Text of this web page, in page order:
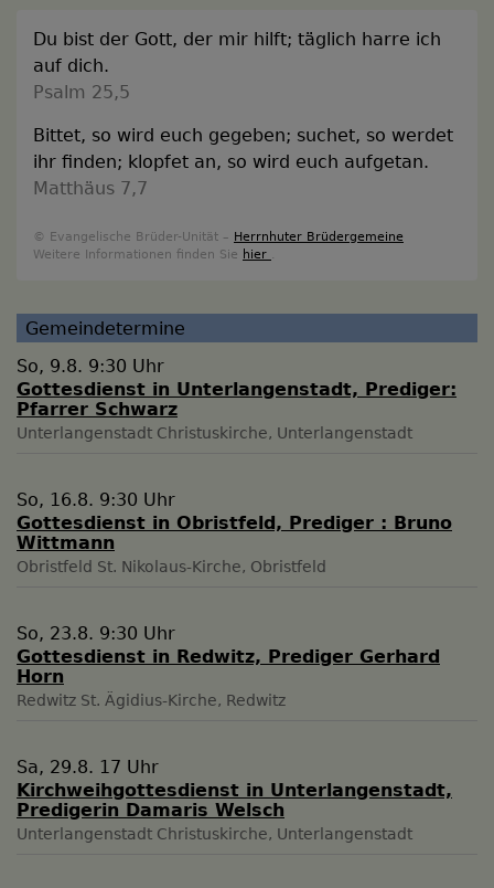
Du bist der Gott, der mir hilft; täglich harre ich
auf dich.
Psalm 25,5
Bittet, so wird euch gegeben; suchet, so werdet
ihr finden; klopfet an, so wird euch aufgetan.
Matthäus 7,7
© Evangelische Brüder-Unität – Herrnhuter Brüdergemeine
Weitere Informationen finden Sie hier .
Gemeindetermine
So, 9.8. 9:30 Uhr
Gottesdienst in Unterlangenstadt, Prediger:
Pfarrer Schwarz
Unterlangenstadt Christuskirche, Unterlangenstadt
So, 16.8. 9:30 Uhr
Gottesdienst in Obristfeld, Prediger : Bruno
Wittmann
Obristfeld St. Nikolaus-Kirche, Obristfeld
So, 23.8. 9:30 Uhr
Gottesdienst in Redwitz, Prediger Gerhard
Horn
Redwitz St. Ägidius-Kirche, Redwitz
Sa, 29.8. 17 Uhr
Kirchweihgottesdienst in Unterlangenstadt,
Predigerin Damaris Welsch
Unterlangenstadt Christuskirche, Unterlangenstadt